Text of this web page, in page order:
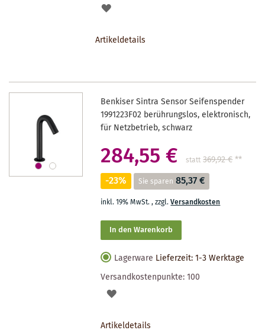
AUF
Artikeldetails
Benkiser Sintra Sensor Seifenspender
1991223F02 berührungslos, elektronisch,
für Netzbetrieb, schwarz
284,55 € statt 369,92 €**
-23% Sie sparen 85,37 €
inkl. 19% MwSt.,zzgl.Versandkosten
In den Warenkorb
Lagerware Lieferzeit: 1-3 Werktage
Versandkostenpunkte:100
AUF
Artikeldetails